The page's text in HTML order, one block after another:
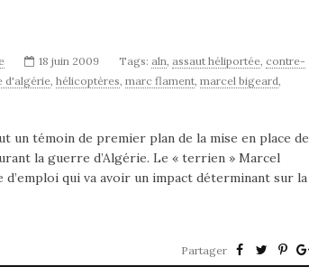
18 juin 2009 Tags: aln, assaut héliportée, contre-
d'algérie, hélicoptères, marc flament, marcel bigeard,
témoin de premier plan de la mise en place de
la guerre d’Algérie. Le « terrien » Marcel
qui va avoir un impact déterminant sur la
Partager